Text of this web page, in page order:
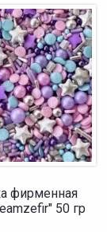
фирменная
50 гр